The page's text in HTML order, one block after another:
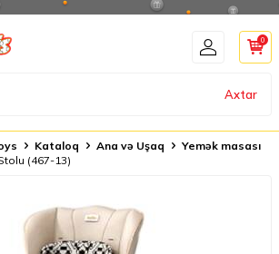
Axtar
0
Kataloq Ana və Uşaq
Yemək masası
(467-13)